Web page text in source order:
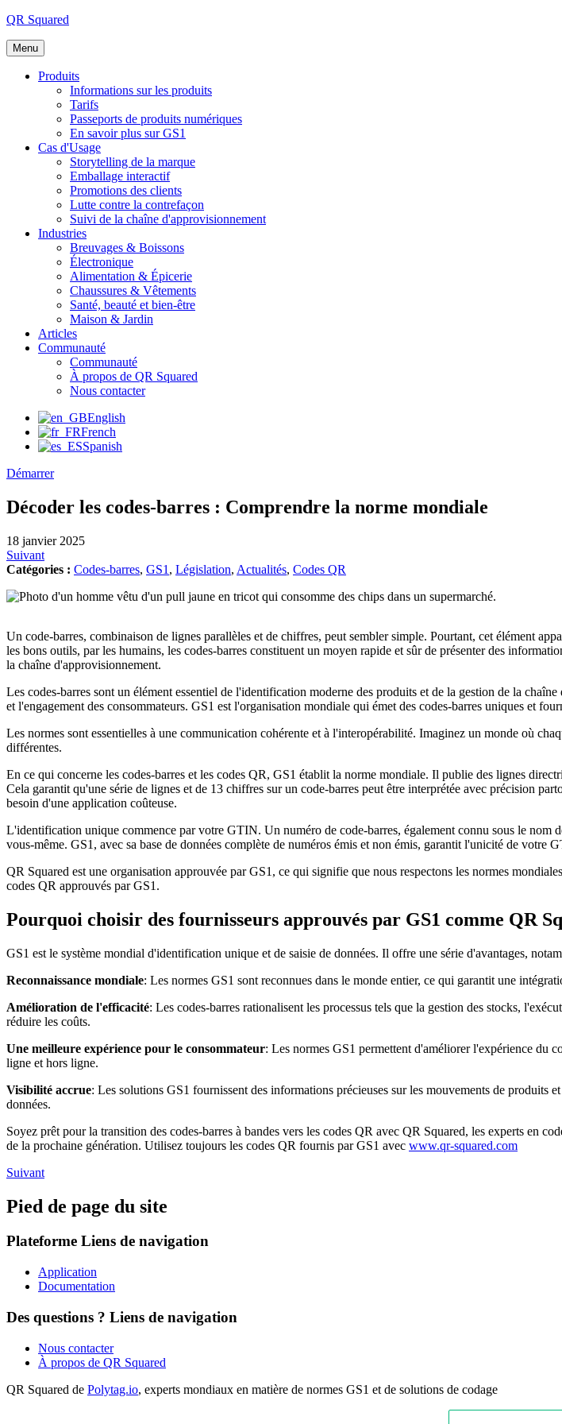
Aller
contenu
QR Squared
Menu
Produits
Informations sur les produits
Tarifs
Passeports de produits numériques
En savoir plus sur GS1
Cas d'Usage
Storytelling de la marque
Emballage interactif
Promotions des clients
Lutte contre la contrefaçon
Suivi de la chaîne d'approvisionnement
Industries
Breuvages & Boissons
Électronique
Alimentation & Épicerie
Chaussures & Vêtements
Santé, beauté et bien-être
Maison & Jardin
Articles
Communauté
Communauté
À propos de QR Squared
Nous contacter
English
French
Spanish
Démarrer
Décoder les codes-barres : Comprendre la norme mondiale
18 janvier 2025
Suivant
Catégories : Codes-barres, GS1 , Législation, Actualités, Codes QR
Un code-barres, combinaison de lignes parallèles et de chiffres, peut sembler simple. Pourtant, cet élément
les bons outils, par les humains, les codes-barres constituent un moyen rapide et sûr de présenter des
la chaîne d'approvisionnement.
Les codes-barres sont un élément essentiel de l'identification moderne des produits et de la gestion de la
et l'engagement des consommateurs. GS1 est l'organisation mondiale qui émet des codes-barres uniques et
Les normes sont essentielles à une communication cohérente et à l'interopérabilité. Imaginez un monde où
différentes.
En ce qui concerne les codes-barres et les codes QR, GS1 établit la norme mondiale. Il publie des lignes
Cela garantit qu'une série de lignes et de 13 chiffres sur un code-barres peut être interprétée avec précision
besoin d'une application coûteuse.
L'identification unique commence par votre GTIN. Un numéro de code-barres, également connu sous le
vous-même. GS1, avec sa base de données complète de numéros émis et non émis, garantit l'unicité de
QR Squared est une organisation approuvée par GS1, ce qui signifie que nous respectons les normes
codes QR approuvés par GS1.
Pourquoi choisir des fournisseurs approuvés par GS1 comme QR
GS1 est le système mondial d'identification unique et de saisie de données. Il offre une série d'avantages,
Reconnaissance mondiale: Les normes GS1 sont reconnues dans le monde entier, ce qui garantit une
Amélioration de l'efficacité: Les codes-barres rationalisent les processus tels que la gestion des stocks,
réduire les coûts.
Une meilleure expérience pour le consommateur: Les normes GS1 permettent d'améliorer l'expérience du
ligne et hors ligne.
Visibilité accrue: Les solutions GS1 fournissent des informations précieuses sur les mouvements de produits
données.
Soyez prêt pour la transition des codes-barres à bandes vers les codes QR avec QR Squared, les experts en
de la prochaine génération. Utilisez toujours les codes QR fournis par GS1 avec www.qr-squared.com
Suivant
Pied de page du site
Plateforme Liens de navigation
Application
Documentation
Des questions ? Liens de navigation
Nous contacter
À propos de QR Squared
QR Squared de Polytag.io, experts mondiaux en matière de normes GS1 et de solutions de codage